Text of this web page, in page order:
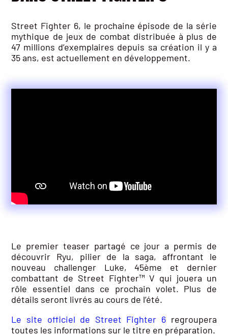
Street Fighter 6, le prochaine épisode de la série
mythique de jeux de combat distribuée à plus de
47 millions d’exemplaires depuis sa création il y a
35 ans, est actuellement en développement.
Le premier teaser partagé ce jour a permis de
découvrir Ryu, pilier de la saga, affrontant le
nouveau challenger Luke, 45ème et dernier
combattant de Street Fighter™ V qui jouera un
rôle essentiel dans ce prochain volet. Plus de
détails seront livrés au cours de l’été.
Le site officiel de Street Fighter 6 regroupera
toutes les informations sur le titre en préparation.